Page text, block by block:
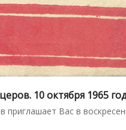
10 октября 1965
приглашает Вас в